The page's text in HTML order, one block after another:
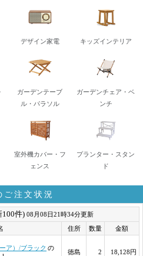
デザイン家電 キッズインテリア
ガーデンテーブ
ル・パラソル
ガーデンチェア・ベ
ンチ
室外機カバー・フ
ェンス
プランター・スタン
ド
ご注文状況